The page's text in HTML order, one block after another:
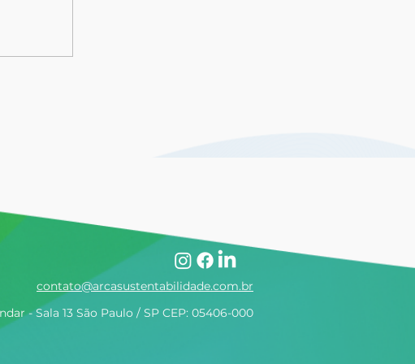
contato@arcasustentabilidade.com.br
- Sala 13 São Paulo / SP CEP: 05406-000